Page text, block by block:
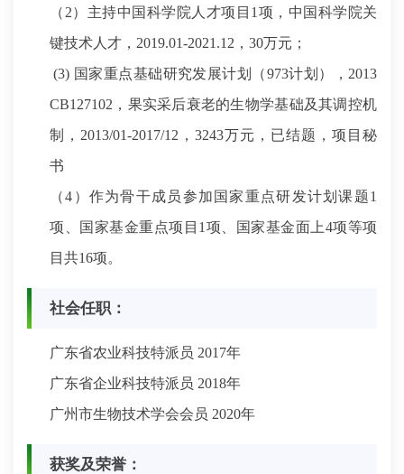
（2）主持中国科学院人才项目1项，中国科学院关
键技术人才，2019.01-2021.12，30万元；
(3) 国家重点基础研究发展计划（973计划），2013
CB127102，果实采后衰老的生物学基础及其调控机
制，2013/01-2017/12，3243万元，已结题，项目秘
书
（4）作为骨干成员参加国家重点研发计划课题1
项、国家基金重点项目1项、国家基金面上4项等项
目共16项。
社会任职：
广东省农业科技特派员 2017年
广东省企业科技特派员 2018年
广州市生物技术学会会员 2020年
获奖及荣誉：